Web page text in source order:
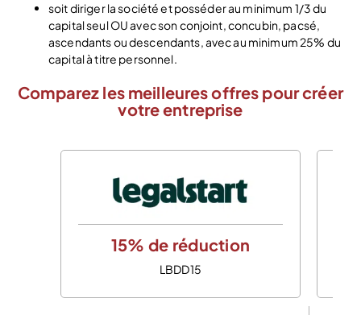
soit diriger la société et posséder au minimum 1/3 du
capital seul OU avec son conjoint, concubin, pacsé,
ascendants ou descendants, avec au minimum 25% du
capital à titre personnel.
Comparez les meilleures offres pour créer
votre entreprise
15% de réduction
LBDD15